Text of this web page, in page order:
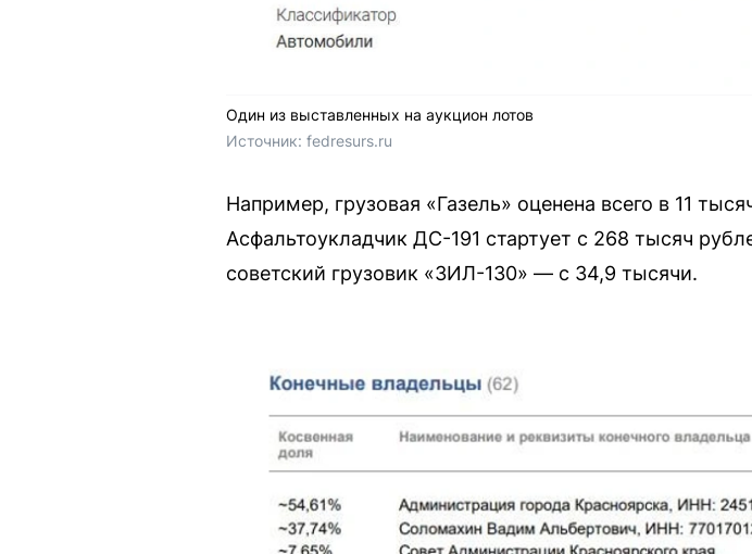
Один из выставленных на аукцион лотов
Источник: fedresurs.ru
Например, грузовая «Газель» оценена всего в 11
Асфальтоукладчик ДС-191 стартует с 268 тысяч
советский грузовик «ЗИЛ-130» — с 34,9 тысячи.